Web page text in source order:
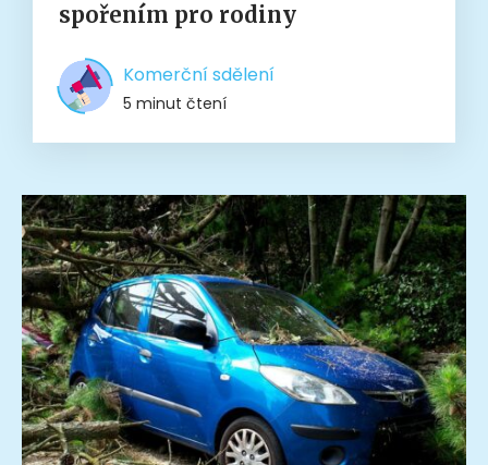
spořením pro rodiny
Komerční sdělení
5 minut čtení